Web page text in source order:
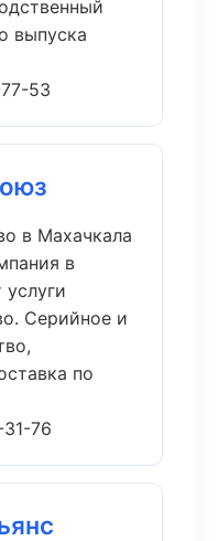
выпуска
53
в Махачкала
в
Серийное и
по
76